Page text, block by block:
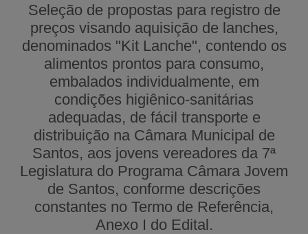
Seleção de propostas para registro de
preços visando aquisição de lanches,
denominados "Kit Lanche", contendo os
alimentos prontos para consumo,
embalados individualmente, em
condições higiênico-sanitárias
adequadas, de fácil transporte e
distribuição na Câmara Municipal de
Santos, aos jovens vereadores da 7ª
Legislatura do Programa Câmara Jovem
de Santos, conforme descrições
constantes no Termo de Referência,
Anexo I do Edital.